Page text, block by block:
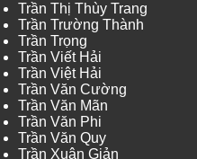
Trần Thị Thùy Trang
Trần Trường Thành
Trần Trọng
Trần Viết Hải
Trần Việt Hải
Trần Văn Cường
Trần Văn Mãn
Trần Văn Phi
Trần Văn Quy
Trần Xuân Giản